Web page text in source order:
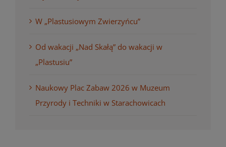
W „Plastusiowym Zwierzyńcu”
Od wakacji „Nad Skałą” do wakacji w
„Plastusiu”
Naukowy Plac Zabaw 2026 w Muzeum
Przyrody i Techniki w Starachowicach